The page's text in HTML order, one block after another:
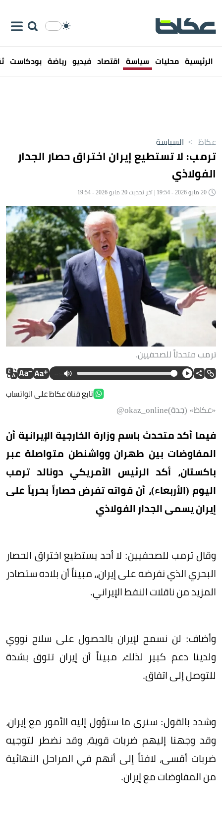
الرئيسية محليات سياسة اقتصاد فيديو رياضة بودكاست
عكاظ > السياسة
ترمب: لا تستطيع إيران اختراق حصار الجدار
الفولاذي
ترمب متحدثاً للصحفيين.
--:--
تابع قناة عكاظ على الواتساب
«عكاظ» (جدة)okaz_online@
فيما أكد متحدث باسم وزارة الخارجية الإيرانية أن
المفاوضات بين طهران وواشنطن متواصلة عبر
باكستان، أكد الرئيس الأمريكي دونالد ترمب
اليوم (الأربعاء)، أن قواته تفرض حصاراً بحرياً على
إيران يسمى الجدار الفولاذي
وقال ترمب للصحفيين: لا أحد يستطيع اختراق الحصار
البحري الذي نفرضه على إيران،، مبيناً أن بلاده ستصادر
المزيد من ناقلات النفط الإيراني.
وأضاف: لن نسمح لإيران بالحصول على سلاح نووي
ولدينا دعم كبير لذلك، مبيناً أن إيران تتوق بشدة
للتوصل إلى اتفاق.
وشدد بالقول: سنرى ما ستؤول إليه الأمور مع إيران،
وقد وجهنا إليهم ضربات قوية، وقد نضطر لتوجيه
ضربات أقسى، لافتاً إلى أنهم في المراحل النهائية
من المفاوضات مع إيران.